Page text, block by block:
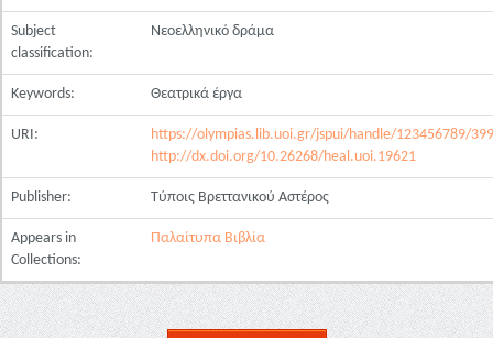
Subject
classification:
Νεοελληνικό δράμα
Keywords: Θεατρικά έργα
URI:
https://olympias.lib.uoi.gr/jspui/handle/123456789/
http://dx.doi.org/10.26268/heal.uoi.19621
Publisher: Τύποις Βρεττανικού Αστέρος
Appears in
Collections:
Παλαίτυπα Βιβλία